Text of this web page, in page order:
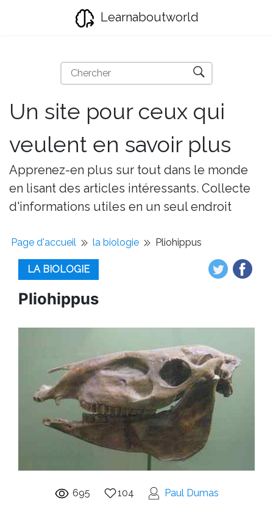
Learnaboutworld
Un site pour ceux qui
veulent en savoir plus
Apprenez-en plus sur tout dans le monde
en lisant des articles intéressants. Collecte
d'informations utiles en un seul endroit
Page d'accueil la biologie Pliohippus
LA BIOLOGIE
Pliohippus
695 104 Paul Dumas